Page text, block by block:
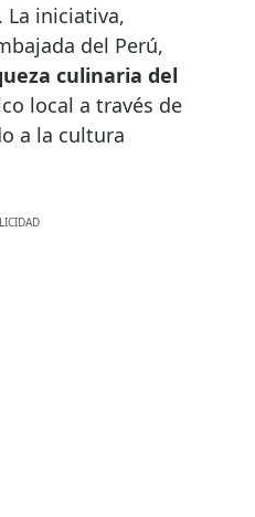
La iniciativa,
del Perú,
culinaria del
local a través de
a la cultura